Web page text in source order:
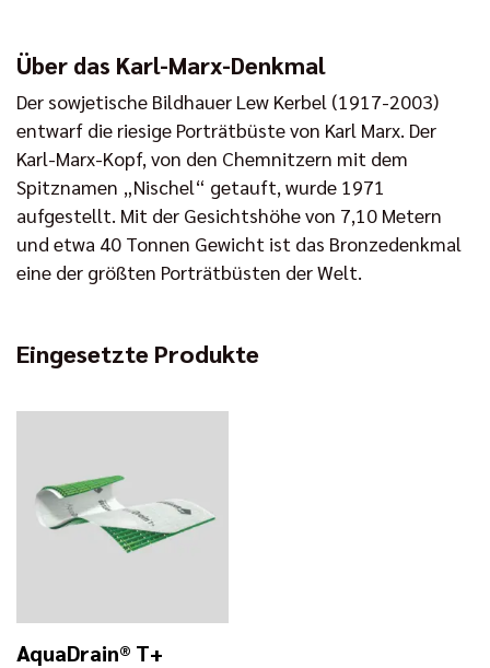
Über das Karl-Marx-Denkmal
Der sowjetische Bildhauer Lew Kerbel (1917-2003)
entwarf die riesige Porträtbüste von Karl Marx. Der
Karl-Marx-Kopf, von den Chemnitzern mit dem
Spitznamen „Nischel“ getauft, wurde 1971
aufgestellt. Mit der Gesichtshöhe von 7,10 Metern
und etwa 40 Tonnen Gewicht ist das Bronzedenkmal
eine der größten Porträtbüsten der Welt.
Eingesetzte Produkte
AquaDrain® T+